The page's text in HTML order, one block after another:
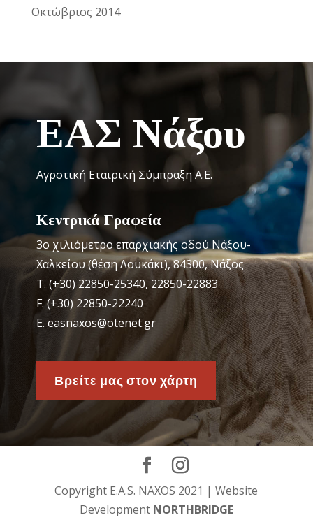
Οκτώβριος 2014
ΕΑΣ Νάξου
Αγροτική Εταιρική Σύμπραξη Α.Ε.
Κεντρικά Γραφεία
3o χιλιόμετρο επαρχιακής οδού Νάξου-
Χαλκείου (θέση Λουκάκι), 84300, Νάξος
Τ. (+30) 22850-25340, 22850-22883
F. (+30) 22850-22240
Ε. easnaxos@otenet.gr
Βρείτε μας στον χάρτη
Copyright E.A.S. NAXOS 2021 | Website
Development NORTHBRIDGE